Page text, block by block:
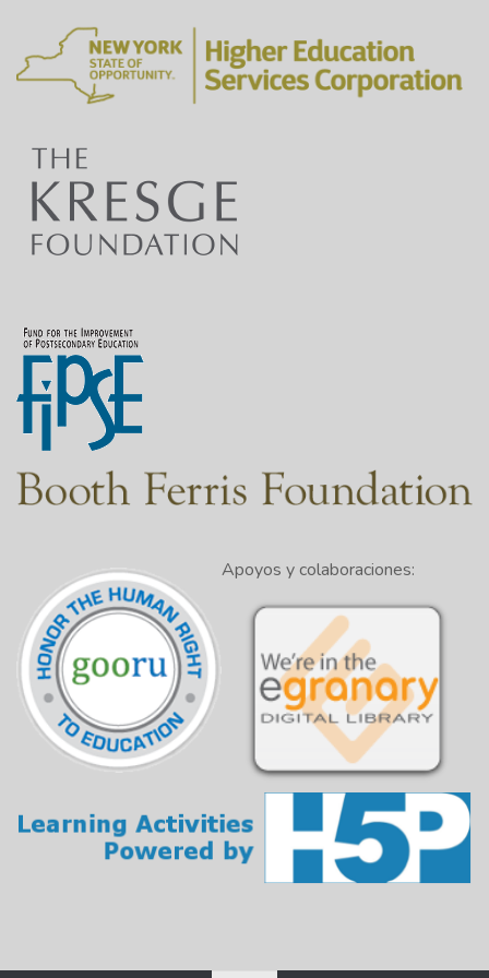
1:03
usted tenga una mejor idea de lo que hacen y cuál
adecuado para usted.
1:17
El dominio se indica mediante las letras que
después del punto al final de la dirección del sitio
1:22 Bien, ¡revisemos la lista!
1:29
Estos sitios web son mantenidos por agencias
gubernamentales para proporcionar información o
servicios al público.
1:36
Su dominio típico es .gov.
Un ejemplo es www.whitehouse.gov.
1:47
El siguiente tipo son los sitios web de educación.
1:50 privadas que prestan servicios educativos, como
escuelas y universidades.
1:58
Su dominio típico es .edu.
2:01
Un ejemplo es www.excelsior.edu.
2:07 Otro tipo de sitio web es el de una organización.
Estos sitios web representan a grupos con una
causa o agenda específica.
Incluyen grupos de defensa, organizaciones
Apoyos y colaboraciones: